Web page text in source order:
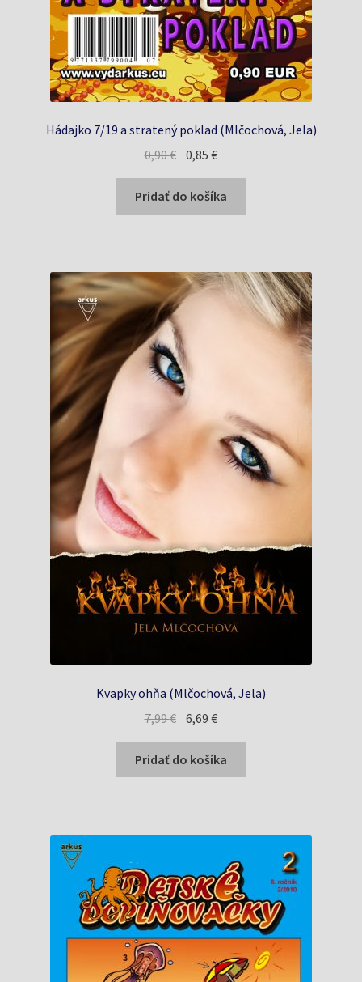
Hádajko 7/19 a stratený poklad (Mlčochová, Jela)
0,90€ Pôvodná
cena
bola:
0,90 €.
0,85€Aktuálna
cena
je:
0,85 €.
Pridať do košíka
Kvapky ohňa (Mlčochová, Jela)
7,99€ Pôvodná
bola:
7,99 €.
6,69€Aktuálna
je:
6,69 €.
Pridať do košíka